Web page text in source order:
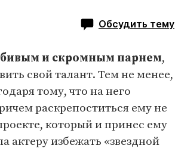
Обсудить тему
и скромным парнем,
свой талант. Тем не менее,
тому, что на него
раскрепоститься ему не
который и принес ему
актеру избежать «звездной